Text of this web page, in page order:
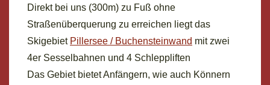
Direkt bei uns (300m) zu Fuß ohne
Straßenüberquerung zu erreichen liegt das
Skigebiet Pillersee / Buchensteinwand mit zwei
4er Sesselbahnen und 4 Schleppliften
Das Gebiet bietet Anfängern, wie auch Könnern